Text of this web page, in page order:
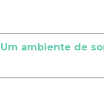
ambiente de